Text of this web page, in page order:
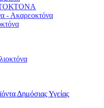
- Ακαρεοκτόνα
Δημόσιας Υγείας